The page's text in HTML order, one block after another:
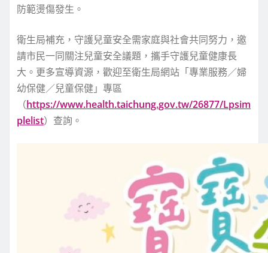
防範燙傷發生。
衛生局補充，守護兒童安全需家庭與社會共同努力，邀
請市民一同關注兒童安全議題，攜手守護兒童健康長
大。更多宣導資源，歡迎至衛生局網站「專業服務／婦
幼保健／兒童保健」專區
（https://www.health.taichung.gov.tw/26877/Lpsim
plelist）查詢。